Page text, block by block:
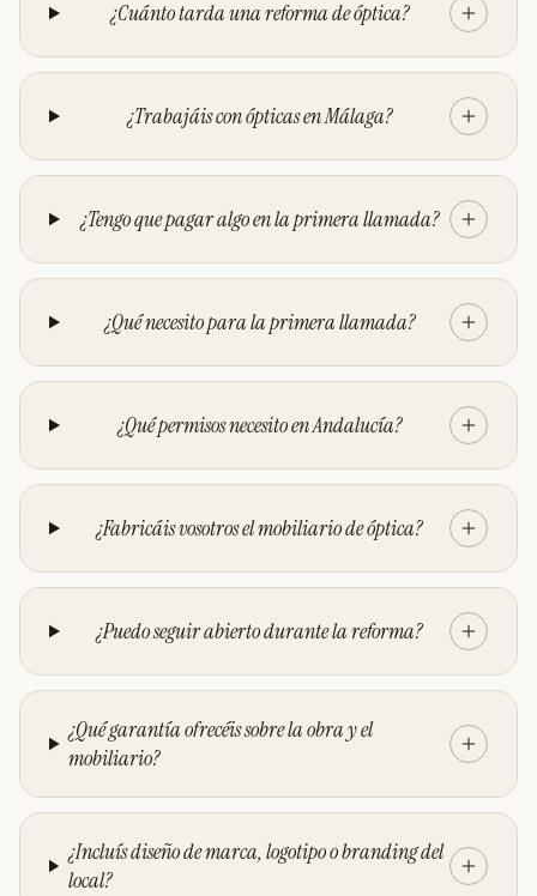
¿Cuánto tarda una reforma de óptica?
¿Trabajáis con ópticas en Málaga?
¿Tengo que pagar algo en la primera llamada?
¿Qué necesito para la primera llamada?
¿Qué permisos necesito en Andalucía?
¿Fabricáis vosotros el mobiliario de óptica?
¿Puedo seguir abierto durante la reforma?
¿Qué garantía ofrecéis sobre la obra y el
mobiliario?
¿Incluís diseño de marca, logotipo o branding del
local?